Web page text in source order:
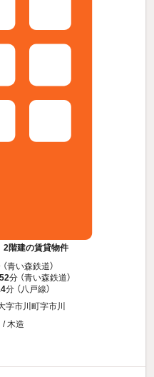
2階建の賃貸物件
青い森鉄道）
52分 （青い森鉄道）
分 （八戸線）
字市川町字市川
/ 木造